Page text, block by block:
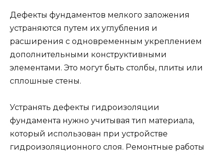
Дефекты фундаментов мелкого заложения
устраняются путем их углубления и
расширения с одновременным укреплением
дополнительными конструктивными
элементами. Это могут быть столбы, плиты или
сплошные стены.
Устранять дефекты гидроизоляции
фундамента нужно учитывая тип материала,
который использован при устройстве
гидроизоляционного слоя. Ремонтные работы